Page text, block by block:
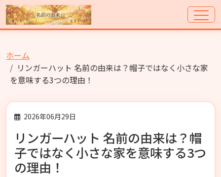
ホーム
リンガーハット 名前の由来は？帽子ではなく小さな家
を意味する3つの理由！
2026年06月29日
リンガーハット 名前の由来は？帽
子ではなく小さな家を意味する3つ
の理由！